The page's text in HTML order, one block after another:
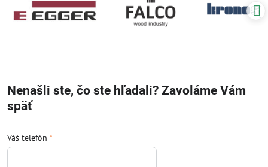
Nenašli ste, čo ste hľadali? Zavoláme Vám
späť
Váš telefón *